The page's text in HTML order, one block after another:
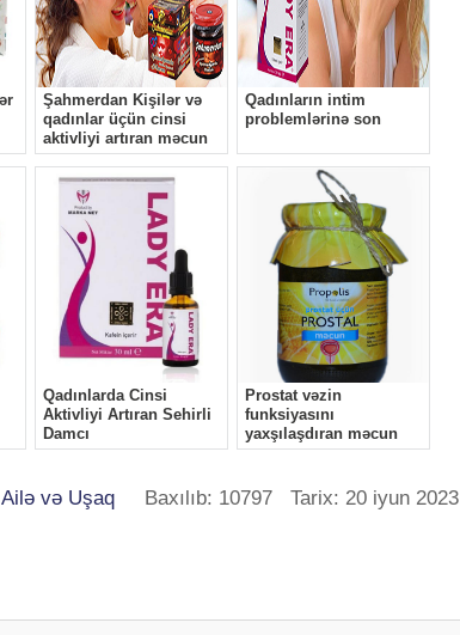
Ailə və Uşaq Baxılıb: 10797 Tarix: 20 iyun 2023